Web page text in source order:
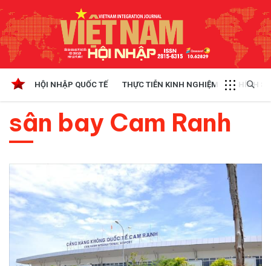
HỘI NHẬP QUỐC TẾ THỰC TIỄN KINH NGHIỆM CHÍNH
sân bay Cam Ranh